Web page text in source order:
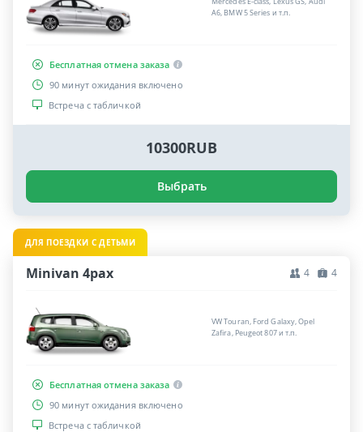
A6, BMW 5 Series и т.п.
Бесплатная отмена заказа
90 минут ожидания включено
Встреча с табличкой
10300RUB
Выбрать
ДЛЯ ПОЕЗДКИ С ДЕТЬМИ
Minivan 4pax 4 4
VW Touran, Ford Galaxy, Opel
Zafira, Peugeot 807 и т.п.
Бесплатная отмена заказа
90 минут ожидания включено
Встреча с табличкой